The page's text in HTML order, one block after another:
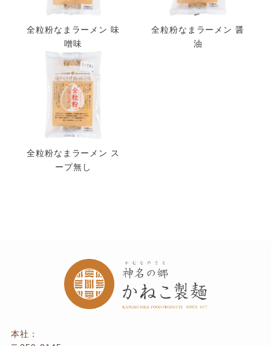
全粒粉なまラーメン 味
噌味
全粒粉なまラーメン 醤
油
全粒粉なまラーメン ス
ープ無し
本社：